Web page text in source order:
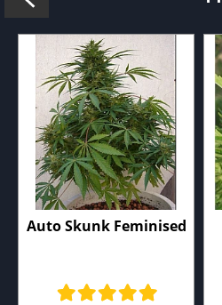
Auto Skunk Feminised